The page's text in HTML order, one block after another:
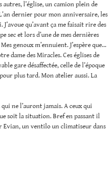
l’église, un camion plein de
dernier pour mon anniversaire, les
qu’avant ça me faisait rire des
sec et lors d’une de mes dernières
genoux m’ennuient. J’espère que…
dame des Miracles. Ces églises de
gare désaffectée, celle de l’époque
plus tard. Mon atelier aussi. La
qui ne l’auront jamais. A ceux qui
soit la situation. Bref en passant il
Evian, un ventilo un climatiseur dans